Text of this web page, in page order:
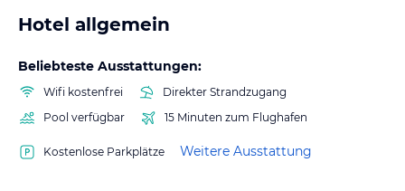
Hotel allgemein
Beliebteste Ausstattungen:
Wifi kostenfrei
Direkter Strandzugang
Pool verfügbar
15 Minuten zum Flughafen
Kostenlose Parkplätze Weitere Ausstattung